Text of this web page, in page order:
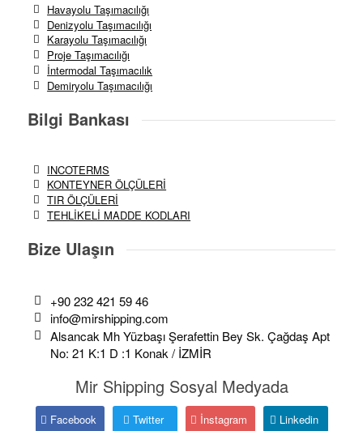
Havayolu Taşımacılığı
Denizyolu Taşımacılığı
Karayolu Taşımacılığı
Proje Taşımacılığı
İntermodal Taşımacılık
Demiryolu Taşımacılığı
Bilgi Bankası
INCOTERMS
KONTEYNER ÖLÇÜLERİ
TIR ÖLÇÜLERİ
TEHLİKELİ MADDE KODLARI
Bize Ulaşın
+90 232 421 59 46
info@mirshipping.com
Alsancak Mh Yüzbaşı Şerafettin Bey Sk. Çağdaş Apt
No: 21 K:1 D :1 Konak / İZMİR
Mir Shipping Sosyal Medyada
Facebook Twitter İnstagram Linkedin